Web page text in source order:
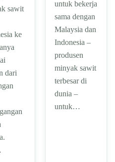
sawit
ke
dari
untuk bekerja
sama dengan
Malaysia dan
Indonesia –
produsen
minyak sawit
terbesar di
dunia –
untuk…